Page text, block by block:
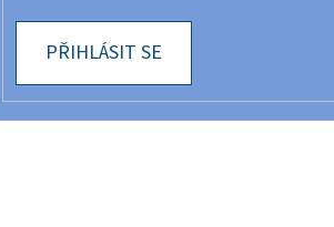
PŘIHLÁSIT SE